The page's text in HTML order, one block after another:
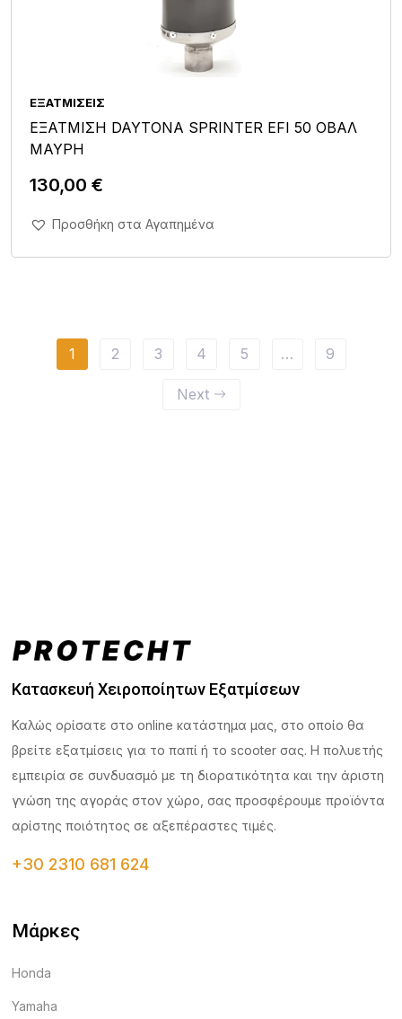
ΕΞΑΤΜΊΣΕΙΣ
ΕΞΑΤΜΙΣΗ DAYTONA SPRINTER EFI 50 ΟΒΑΛ
ΜΑΥΡΗ
130,00 €
Άμεση Αγορά Σε 1'
Προσθήκη στα Αγαπημένα
1 2 3 4 5 … 9
Next
Κατασκευή Χειροποίητων Εξατμίσεων
Καλώς ορίσατε στο online κατάστημα μας, στο οποίο θα
βρείτε εξατμίσεις για το παπί ή το scooter σας. Η πολυετής
εμπειρία σε συνδυασμό με τη διορατικότητα και την άριστη
γνώση της αγοράς στον χώρο, σας προσφέρουμε προϊόντα
αρίστης ποιότητος σε αξεπέραστες τιμές.
+30 2310 681 624
Μάρκες
Honda
Yamaha